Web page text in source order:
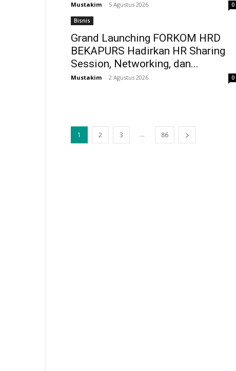
Mustakim - 5 Agustus 2026 0
Bisnis
Grand Launching FORKOM HRD
BEKAPURS Hadirkan HR Sharing
Session, Networking, dan...
Mustakim - 2 Agustus 2026 0
1 2 3 ... 86